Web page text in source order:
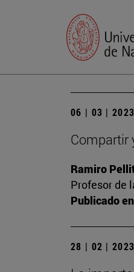
06 | 03 | 2023
Compartir
Ramiro
Profesor de
Publicado
28 | 02 | 2023